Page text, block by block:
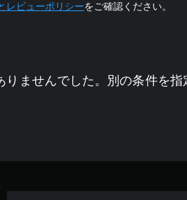
レビューポリシーをご確認ください。
ませんでした。別の条件を指